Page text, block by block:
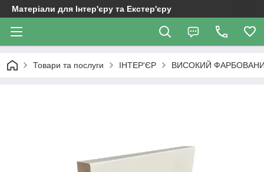
Матеріали для Інтер'єру та Екстер'єру
Товари та послуги ІНТЕР'ЄР ВИСОКИЙ